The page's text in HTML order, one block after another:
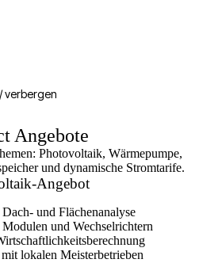
verbergen
Angebote
Photovoltaik, Wärmepumpe,
und dynamische Stromtarife.
Angebot
und Flächenanalyse
und Wechselrichtern
lokalen Meisterbetrieben